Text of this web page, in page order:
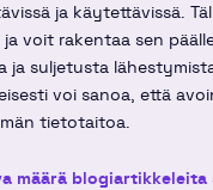
ja käytettävissä.
voit rakentaa sen
ja suljetusta
voi sanoa, että
tietotaitoa.
määrä blogiartikkeleita